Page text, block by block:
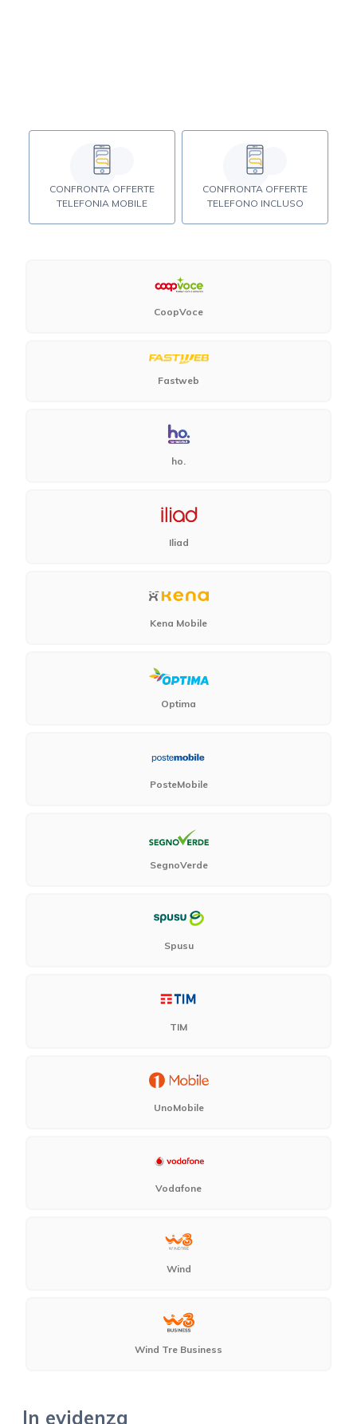
CONFRONTA OFFERTE
TELEFONIA MOBILE
CONFRONTA OFFERTE
TELEFONO INCLUSO
CoopVoce
Fastweb
ho.
Iliad
Kena Mobile
Optima
PosteMobile
SegnoVerde
Spusu
TIM
UnoMobile
Vodafone
Wind
Wind Tre Business
In evidenza